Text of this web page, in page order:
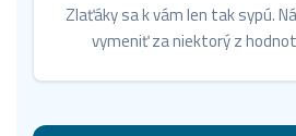
Zlaťáky sa k vám len tak sypú.
vymeniť za niektorý z